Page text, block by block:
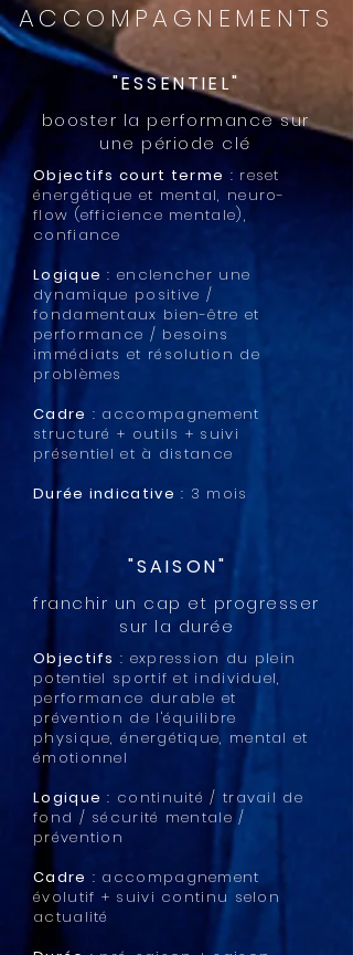
ACCOMPAGNEMENTS
"ESSENTIEL"
booster la performance sur
une période clé
Objectifs court terme : reset
énergétique et mental, neuro-
flow (efficience mentale),
confiance
Logique : enclencher une
dynamique positive /
fondamentaux bien-être et
performance / besoins
immédiats et résolution de
problèmes
Cadre : accompagnement
structuré + outils + suivi
présentiel et à distance
Durée indicative : 3 mois
"SAISON"
franchir un cap et progresser
sur la durée
Objectifs : expression du plein
potentiel sportif et individuel,
performance durable et
prévention de l'équilibre
physique, énergétique, mental et
émotionnel
Logique : continuité / travail de
fond / sécurité mentale /
prévention
Cadre : accompagnement
évolutif + suivi continu selon
actualité